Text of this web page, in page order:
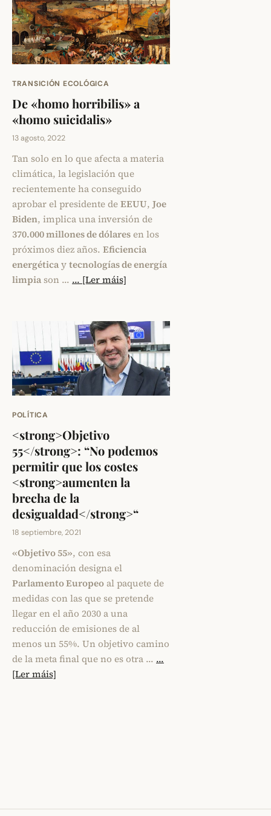
TRANSICIÓN ECOLÓGICA
De «homo horribilis» a
«homo suicidalis»
13 agosto, 2022
Tan solo en lo que afecta a materia
climática, la legislación que
recientemente ha conseguido
aprobar el presidente deEEUU, Joe
Biden, implica una inversión de
370.000 millones de dólaresen los
próximos diez años. Eficiencia
energéticaytecnologías de energía
limpiason … ... [Ler máis]
POLÍTICA
<strong>Objetivo
55</strong>: “No podemos
permitir que los costes
<strong>aumenten la
brecha de la
desigualdad</strong>“
18 septiembre, 2021
«Objetivo 55», con esa
denominación designa el
Parlamento Europeoal paquete de
medidas con las que se pretende
llegar en el año 2030 a una
reducción de emisiones de al
menos un 55%. Un objetivo camino
de la meta final que no es otra … ...
[Ler máis]